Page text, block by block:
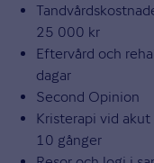
25 000 kr
Eftervård och
dagar
Second Opinion
Kristerapi vid
10 gånger